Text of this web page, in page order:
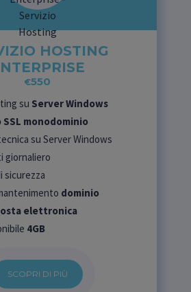
HOSTING
€550
su Server Windows
monodominio
su Server Windows
giornaliero
sicurezza
dominio
elettronica
4GB
SCOPRI DI PIÙ